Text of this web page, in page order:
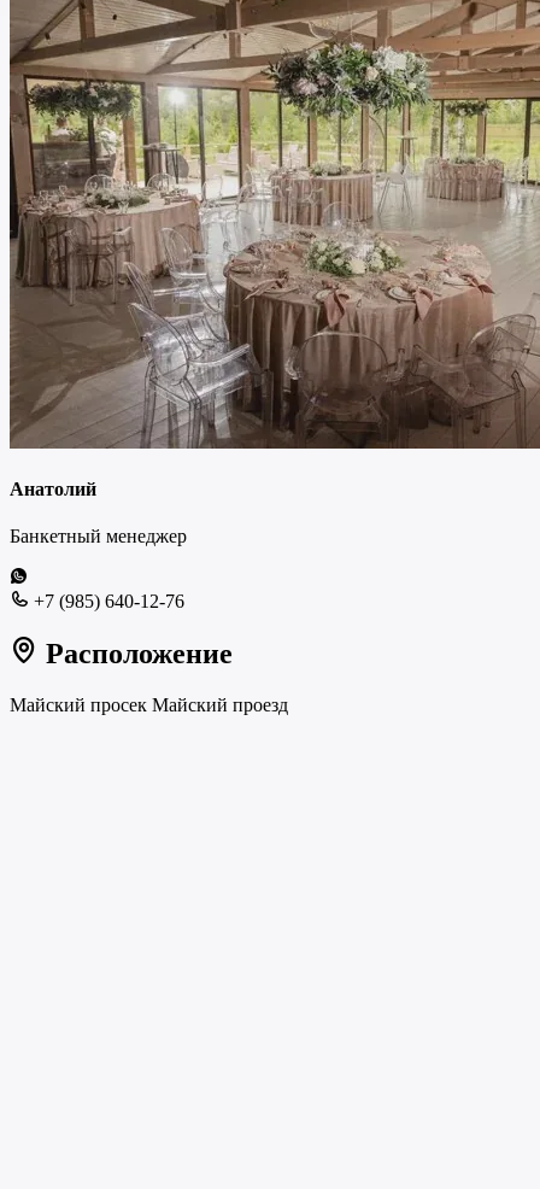
Анатолий
Банкетный менеджер
+7 (985) 640-12-76
Расположение
Майский просек Майский проезд